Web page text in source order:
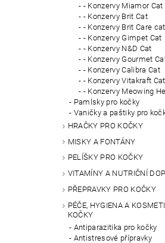
- Konzervy Miamor Cat
- Konzervy Brit Cat
- Konzervy Brit Care cat
- Konzervy Gimpet Cat
- Konzervy N&D Cat
- Konzervy Gourmet
- Konzervy Calibra Cat
- Konzervy Vitakraft Cat
- Konzervy Meowing
Pamlsky pro kočky
Vaničky a paštiky pro
HRAČKY PRO KOČKY
MISKY A FONTÁNY
PELÍŠKY PRO KOČKY
VITAMÍNY A NUTRIČNÍ
PŘEPRAVKY PRO KOČKY
PÉČE, HYGIENA A
KOČKY
Antiparazitika pro kočky
Antistresové přípravky